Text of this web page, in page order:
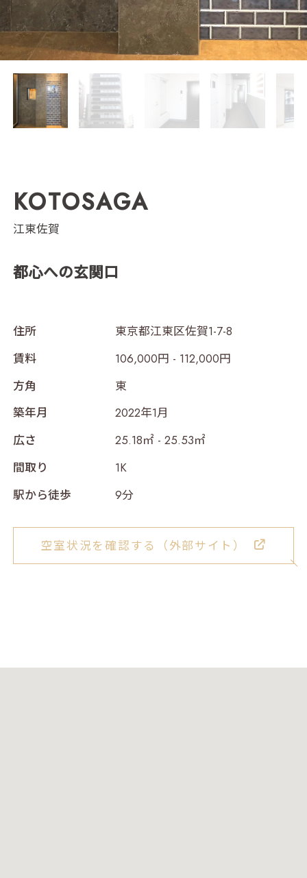
KOTOSAGA
江東佐賀
都心への玄関口
住所
東京都江東区佐賀1-7-8
賃料
106,000円 - 112,000円
方角
東
築年月
2022年1月
広さ
25.18㎡ - 25.53㎡
間取り
1K
駅から徒歩
9分
空室状況を確認する（外部サイト）